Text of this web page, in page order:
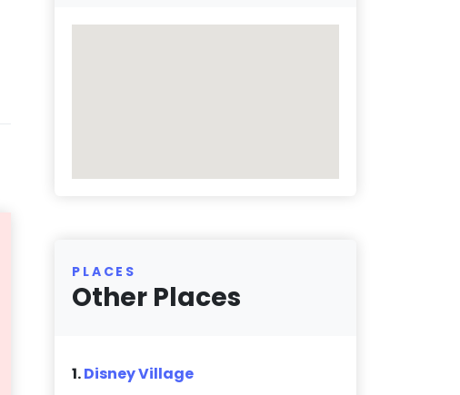
PLACES
Other Places
1.Disney Village